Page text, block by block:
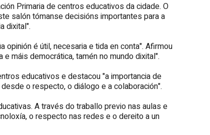
Primaria de centros educativos da cidade. O
salón tómanse decisións importantes para a
dixital".
é útil, necesaria e tida en conta". Afirmou
máis democrática, tamén no mundo dixital".
educativos e destacou "a importancia de
o respecto, o diálogo e a colaboración".
A través do traballo previo nas aulas e
o respecto nas redes e o dereito a un